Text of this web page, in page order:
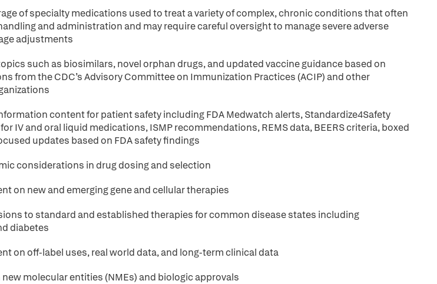
of specialty medications used to treat a variety of complex, chronic conditions that often
and administration and may require careful oversight to manage severe adverse
adjustments
such as biosimilars, novel orphan drugs, and updated vaccine guidance based on
from the CDC’s Advisory Committee on Immunization Practices (ACIP) and other
content for patient safety including FDA Medwatch alerts, Standardize4Safety
IV and oral liquid medications, ISMP recommendations, REMS data, BEERS criteria, boxed
updates based on FDA safety findings
considerations in drug dosing and selection
on new and emerging gene and cellular therapies
to standard and established therapies for common disease states including
diabetes
on off-label uses, real world data, and long-term clinical data
molecular entities (NMEs) and biologic approvals